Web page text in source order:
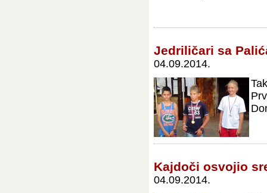
Jedriličari sa
04.09.2014.
Kajdoči osvojio
04.09.2014.